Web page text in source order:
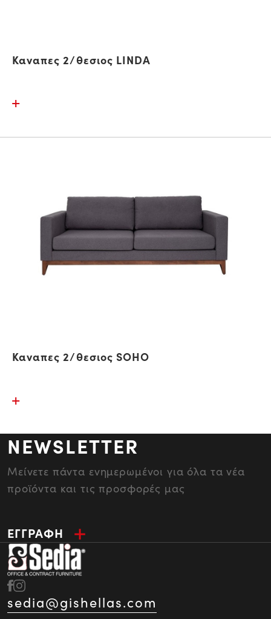
Καναπες 2/θεσιος LINDA
Καναπες 2/θεσιος SOHO
NEWSLETTER
Μείνετε πάντα ενημερωμένοι για όλα τα νέα
προϊόντα και τις προσφορές μας
ΕΓΓΡΑΦΗ
sedia@gishellas.com